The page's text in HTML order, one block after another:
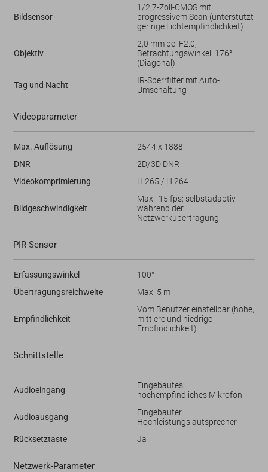
Bildsensor
1/2,7-Zoll-CMOS mit
progressivem Scan (unterstützt
geringe Lichtempfindlichkeit)
Objektiv
2,0 mm bei F2.0,
Betrachtungswinkel: 176°
(Diagonal)
Tag und Nacht
IR-Sperrfilter mit Auto-
Umschaltung
Videoparameter
Max. Auflösung
2544 x 1888
DNR
2D/3D DNR
Videokomprimierung
H.265 / H.264
Bildgeschwindigkeit
Max.: 15 fps; selbstadaptiv
während der
Netzwerkübertragung
PIR-Sensor
Erfassungswinkel
100°
Übertragungsreichweite
Max. 5 m
Empfindlichkeit
Vom Benutzer einstellbar (hohe,
mittlere und niedrige
Empfindlichkeit)
Schnittstelle
Audioeingang
Eingebautes
hochempfindliches Mikrofon
Audioausgang
Eingebauter
Hochleistungslautsprecher
Rücksetztaste
Ja
Netzwerk-Parameter